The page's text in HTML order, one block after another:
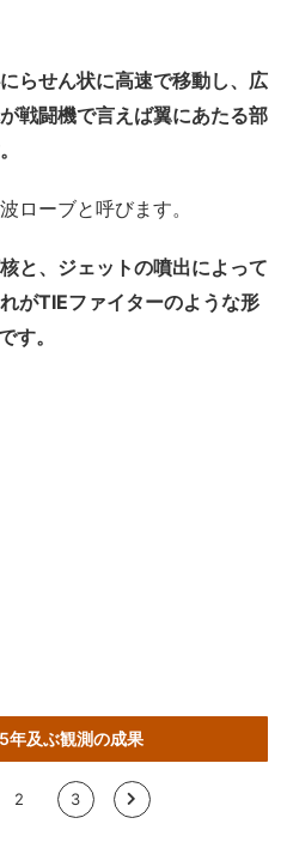
らせん状に高速で移動し、広
戦闘機で言えば翼にあたる部
ローブと呼びます。
と、ジェットの噴出によって
がTIEファイターのような形
す。
5年及ぶ観測の成果
2 3 >